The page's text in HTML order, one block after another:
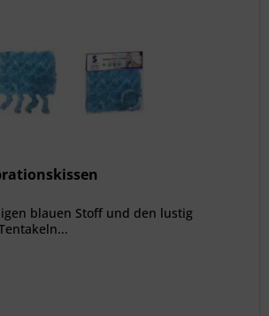
blauen Stoff und den lustig